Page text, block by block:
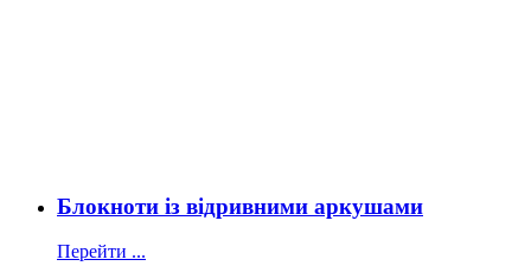
Блокноти із відривними аркушами
Перейти ...